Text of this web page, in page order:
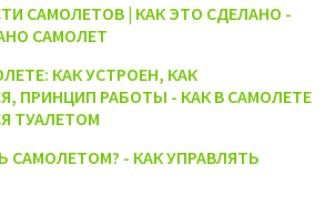
САМОЛЕТОВ | КАК ЭТО СДЕЛАНО -
САМОЛЕТ
КАК УСТРОЕН, КАК
ПРИНЦИП РАБОТЫ - КАК В САМОЛЕТЕ
ТУАЛЕТОМ
САМОЛЕТОМ? - КАК УПРАВЛЯТЬ